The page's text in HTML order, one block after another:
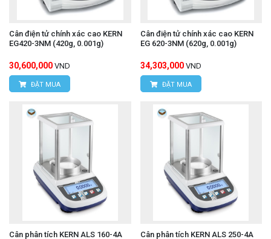
Cân điện tử chính xác cao KERN
EG420-3NM (420g, 0.001g)
30,600,000 VND
ĐẶT MUA
Cân điện tử chính xác cao KERN
EG 620-3NM (620g, 0.001g)
34,303,000 VND
ĐẶT MUA
Cân phân tích KERN ALS 160-4A Cân phân tích KERN ALS 250-4A